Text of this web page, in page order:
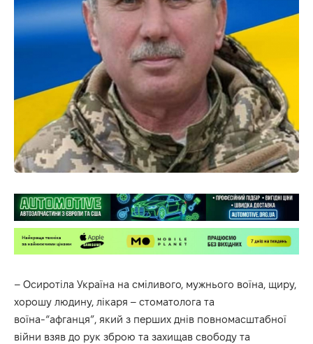
– Осиротіла Україна на сміливого, мужнього воїна, щиру,
хорошу людину, лікаря – стоматолога та
воїна-“афганця”, який з перших днів повномасштабної
війни взяв до рук зброю та захищав свободу та